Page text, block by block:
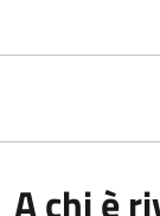
A chi è